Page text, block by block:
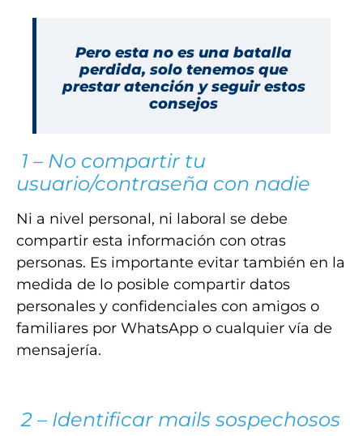
Pero esta no es una batalla
perdida, solo tenemos que
prestar atención y seguir estos
consejos
1 – No compartir tu
usuario/contraseña con nadie
Ni a nivel personal, ni laboral se debe
compartir esta información con otras
personas. Es importante evitar también en la
medida de lo posible compartir datos
personales y confidenciales con amigos o
familiares por WhatsApp o cualquier vía de
mensajería.
2 – Identificar mails sospechosos